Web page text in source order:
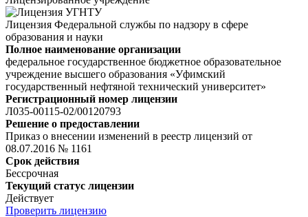
Лицензия Федеральной службы по надзору в сфере
образования и науки
Полное наименование организации
федеральное государственное бюджетное образовательное
учреждение высшего образования «Уфимский
государственный нефтяной технический университет»
Регистрационный номер лицензии
Л035-00115-02/00120793
Решение о предоставлении
Приказ о внесении изменений в реестр лицензий от
08.07.2016 № 1161
Срок действия
Бессрочная
Текущий статус лицензии
Действует
Проверить лицензию